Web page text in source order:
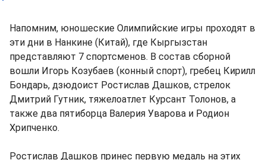
Напомним, юношеские Олимпийские игры проходят в
эти дни в Нанкине (Китай), где Кыргызстан
представляют 7 спортсменов. В состав сборной
вошли Игорь Козубаев (конный спорт), гребец Кирилл
Бондарь, дзюдоист Ростислав Дашков, стрелок
Дмитрий Гутник, тяжелоатлет Курсант Толонов, а
также два пятиборца Валерия Уварова и Родион
Хрипченко.
Ростислав Дашков принес первую медаль на этих